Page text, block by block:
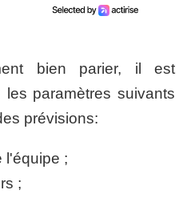
bien parier, il est
paramètres suivants
prévisions:
l'équipe ;
;